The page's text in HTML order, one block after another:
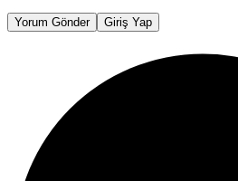
Yorum Gönder Giriş Yap